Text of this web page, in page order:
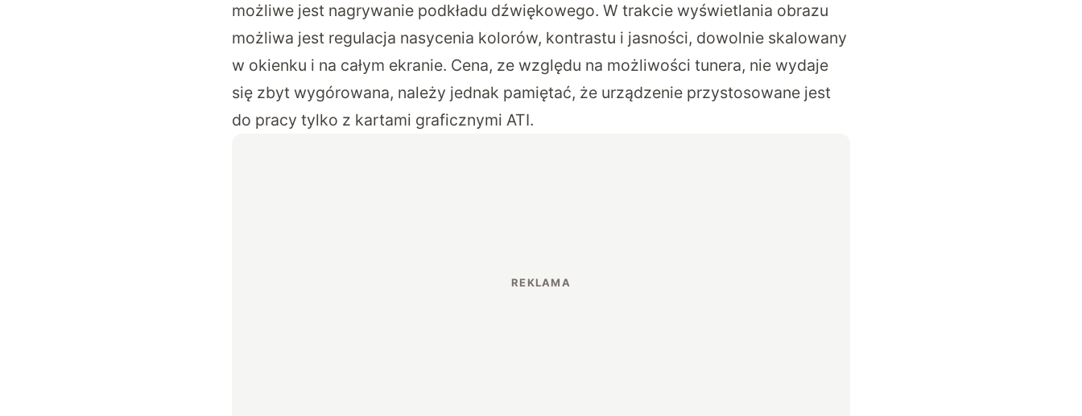
możliwe jest nagrywanie podkładu dźwiękowego. W trakcie wyświetlania obrazu
możliwa jest regulacja nasycenia kolorów, kontrastu i jasności, dowolnie skalowany
w okienku i na całym ekranie. Cena, ze względu na możliwości tunera, nie wydaje
się zbyt wygórowana, należy jednak pamiętać, że urządzenie przystosowane jest
do pracy tylko z kartami graficznymi ATI.